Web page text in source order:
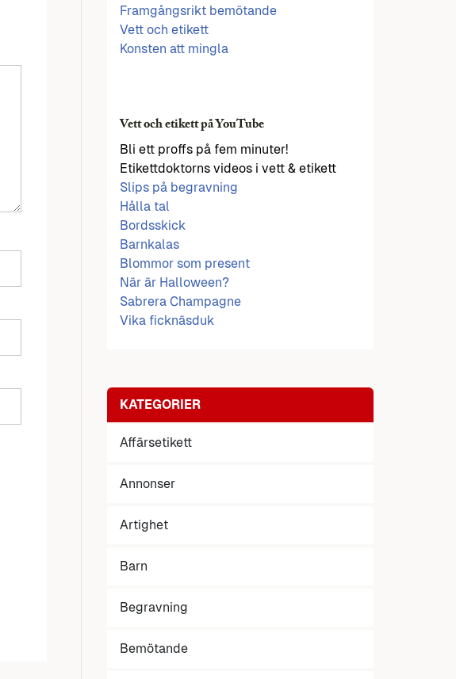
Framgångsrikt bemötande
Vett och etikett
Konsten att mingla
Vett och etikett på YouTube
Bli ett proffs på fem minuter!
Etikettdoktorns videos i vett & etikett
Slips på begravning
Hålla tal
Bordsskick
Barnkalas
Blommor som present
När är Halloween?
Sabrera Champagne
Vika ficknäsduk
KATEGORIER
Affärsetikett
Annonser
Artighet
Barn
Begravning
Bemötande